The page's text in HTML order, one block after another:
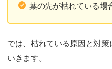
葉の先が枯れている場
では、枯れている原因と対
いきます。